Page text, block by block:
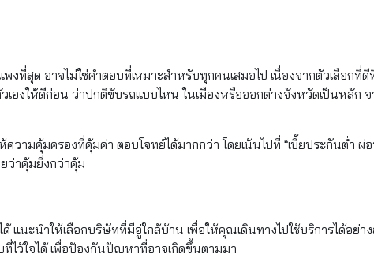
ที่สุด อาจไม่ใช่คำตอบที่เหมาะสำหรับทุกคนเสมอไป เนื่องจากตัวเลือกที่ดี
เองให้ดีก่อน ว่าปกติขับรถแบบไหน ในเมืองหรือออกต่างจังหวัดเป็นหลัก
ามคุ้มครองที่คุ้มค่า ตอบโจทย์ได้มากกว่า โดยเน้นไปที่ “เบี้ยประกันต่ำ ผ่
ว่าคุ้มยิ่งกว่าคุ้ม
แนะนำให้เลือกบริษัทที่มีอู่ใกล้บ้าน เพื่อให้คุณเดินทางไปใช้บริการได้อย่า
ไว้ใจได้ เพื่อป้องกันปัญหาที่อาจเกิดขึ้นตามมา